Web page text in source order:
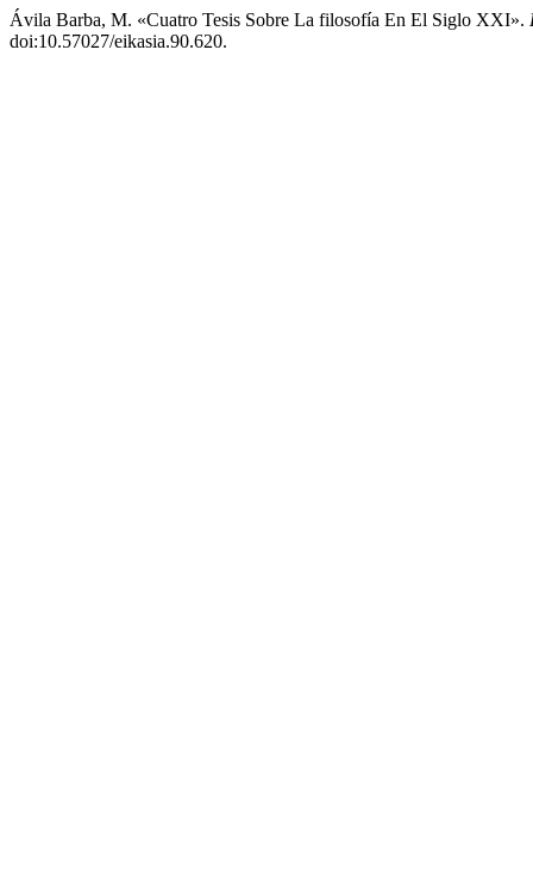
Ávila Barba, M. «Cuatro Tesis Sobre La filosofía En El Siglo XXI».
doi:10.57027/eikasia.90.620.